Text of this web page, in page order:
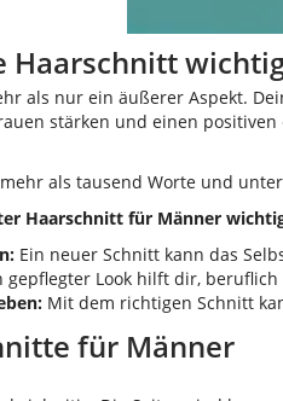
Haarschnitt
als nur ein äußerer Aspekt.
stärken und einen
als tausend Worte und
Haarschnitt für Männer
Ein neuer Schnitt kann das
gepflegter Look hilft dir,
Mit dem richtigen Schnitt
für Männer